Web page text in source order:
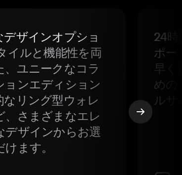
デザインオプショ
イルと機能性を両
、ユニークなコラ
ョンエディション
なリング型ウォレ
、さまざまなエレ
デザインからお選
ます。
24
ポー
早く
めの
ルサ